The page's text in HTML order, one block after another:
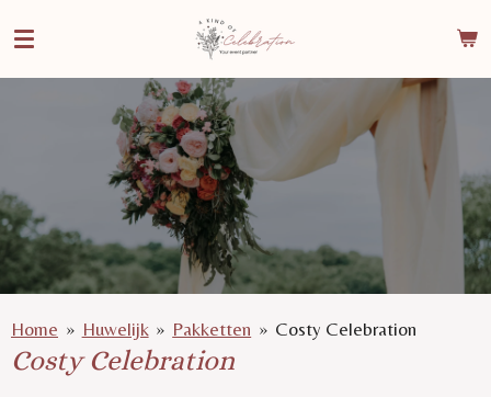
direct
naar
hoofdinhoud
Home » Huwelijk » Pakketten » Costy Celebration
Costy Celebration